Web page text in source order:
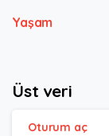
Yaşam
Üst veri
Oturum aç